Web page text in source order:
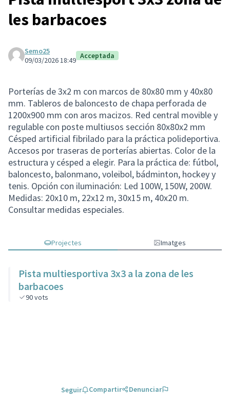
les barbacoes
Semo25
09/03/2026 18:49 Acceptada
Porterías de 3x2 m con marcos de 80x80 mm y 40x80
mm. Tableros de baloncesto de chapa perforada de
1200x900 mm con aros macizos. Red central movible y
regulable con poste multiusos sección 80x80x2 mm
Césped artificial fibrilado para la práctica polideportiva.
Accesos por traseras de porterías abiertas. Color de la
estructura y césped a elegir. Para la práctica de: fútbol,
baloncesto, balonmano, voleibol, bádminton, hockey y
tenis. Opción con iluminación: Led 100W, 150W, 200W.
Medidas: 20x10 m, 22x12 m, 30x15 m, 40x20 m.
Consultar medidas especiales.
Projectes Imatges
Pista multiesportiva 3x3 a la zona de les
barbacoes
90vots
Seguir Compartir Denunciar